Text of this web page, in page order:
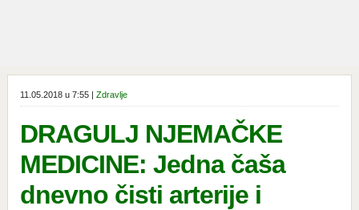
11.05.2018 u 7:55 | Zdravlje
DRAGULJ NJEMAČKE
MEDICINE: Jedna čaša
dnevno čisti arterije i